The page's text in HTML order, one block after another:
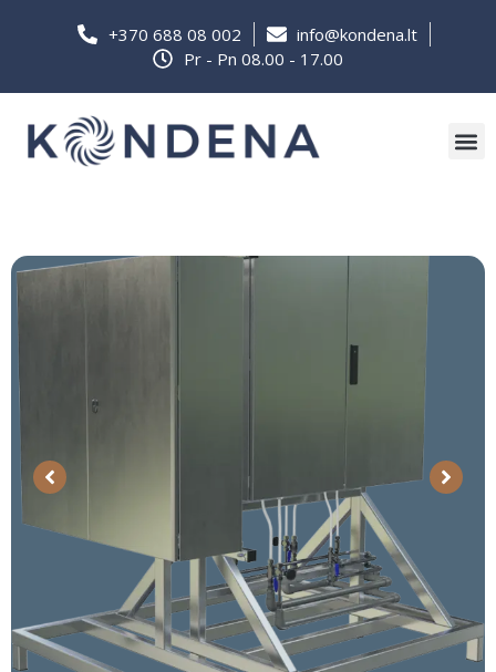
+370 688 08 002
info@kondena.lt
Pr - Pn 08.00 - 17.00